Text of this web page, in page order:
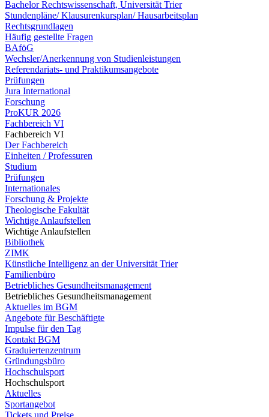
Bachelor Rechtswissenschaft, Universität Trier
Stundenpläne/ Klausurenkursplan/ Hausarbeitsplan
Rechtsgrundlagen
Häufig gestellte Fragen
BAföG
Wechsler/Anerkennung von Studienleistungen
Referendariats- und Praktikumsangebote
Prüfungen
Jura International
Forschung
ProKUR 2026
Fachbereich VI
Fachbereich VI
Der Fachbereich
Einheiten / Professuren
Studium
Prüfungen
Internationales
Forschung & Projekte
Theologische Fakultät
Wichtige Anlaufstellen
Wichtige Anlaufstellen
Bibliothek
ZIMK
Künstliche Intelligenz an der Universität Trier
Familienbüro
Betriebliches Gesundheitsmanagement
Betriebliches Gesundheitsmanagement
Aktuelles im BGM
Angebote für Beschäftigte
Impulse für den Tag
Kontakt BGM
Graduiertenzentrum
Gründungsbüro
Hochschulsport
Hochschulsport
Aktuelles
Sportangebot
Tickets und Preise